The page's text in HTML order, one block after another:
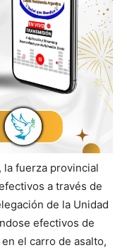
la fuerza provincial
a través de
de la Unidad
efectivos de
el carro de asalto,